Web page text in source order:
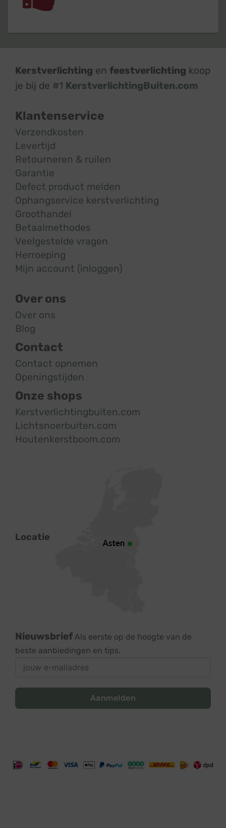
Kerstverlichting en feestverlichting koop
je bij de #1 KerstverlichtingBuiten.com
Klantenservice
Verzendkosten
Levertijd
Retourneren & ruilen
Garantie
Defect product melden
Ophangservice kerstverlichting
Groothandel
Betaalmethodes
Veelgestelde vragen
Herroeping
Mijn account (inloggen)
Over ons
Over ons
Blog
Contact
Contact opnemen
Openingstijden
Onze shops
Kerstverlichtingbuiten.com
Lichtsnoerbuiten.com
Houtenkerstboom.com
Locatie
Nieuwsbrief Als eerste op de hoogte van de
beste aanbiedingen en tips.
Aanmelden